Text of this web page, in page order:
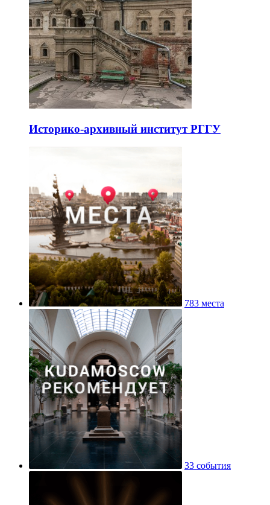
Историко-архивный институт РГГУ
783 места
33 события